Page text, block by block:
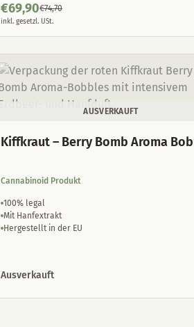
€69,90€74,70
inkl. gesetzl. USt.
AUSVERKAUFT
Kiffkraut – Berry Bomb Aroma
Cannabinoid Produkt
100% legal
Mit Hanfextrakt
Hergestellt in der EU
Ausverkauft